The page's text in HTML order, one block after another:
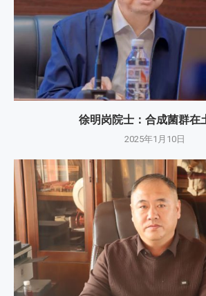
徐明岗院士：​合成菌群在
2025年1月10日